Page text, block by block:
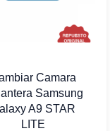
Camara
Samsung
A9 STAR
LITE